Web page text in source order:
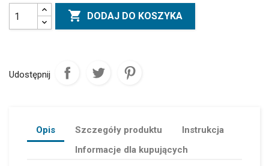
 DODAJ DO KOSZYKA
Udostępnij
Opis Szczegóły produktu
Instrukcja
Informacje dla kupujących